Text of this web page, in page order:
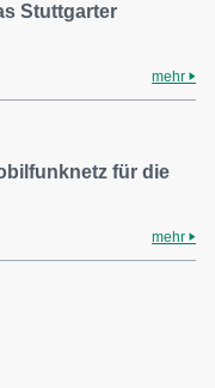
Stuttgarter
mehr
für die
mehr